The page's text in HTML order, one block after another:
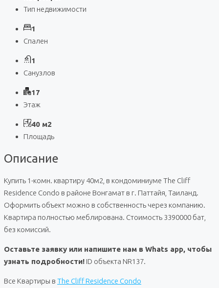
Тип недвижимости
1
Спален
1
Санузлов
17
Этаж
40 м2
Площадь
Описание
Купить 1-комн. квартиру 40м2, в кондоминиуме The Cliff
Residence Condo в районе Вонгамат в г. Паттайя, Таиланд.
Оформить объект можно в собственность через компанию.
Квартира полностью меблирована. Стоимость 3390000 бат,
без комиссий.
Оставьте заявку или напишите нам в Whats app, чтобы
узнать подробности! ID объекта NR137.
Все Квартиры в The Cliff Residence Condo